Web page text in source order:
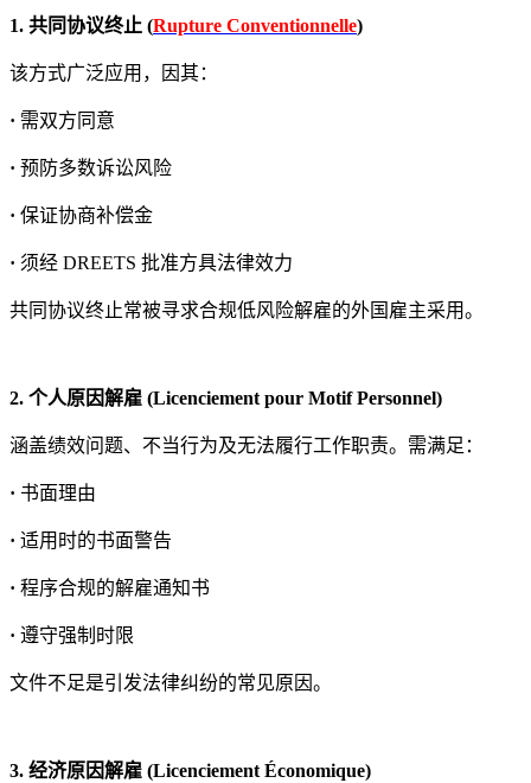
1. 共同协议终止 (Rupture Conventionnelle)
该方式广泛应用，因其：
· 需双方同意
· 预防多数诉讼风险
· 保证协商补偿金
· 须经 DREETS 批准方具法律效力
共同协议终止常被寻求合规低风险解雇的外国雇主采用。
2. 个人原因解雇 (Licenciement pour Motif Personnel)
涵盖绩效问题、不当行为及无法履行工作职责。需满足：
· 书面理由
· 适用时的书面警告
· 程序合规的解雇通知书
· 遵守强制时限
文件不足是引发法律纠纷的常见原因。
3. 经济原因解雇 (Licenciement Économique)